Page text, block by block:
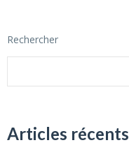
Rechercher
Articles récents